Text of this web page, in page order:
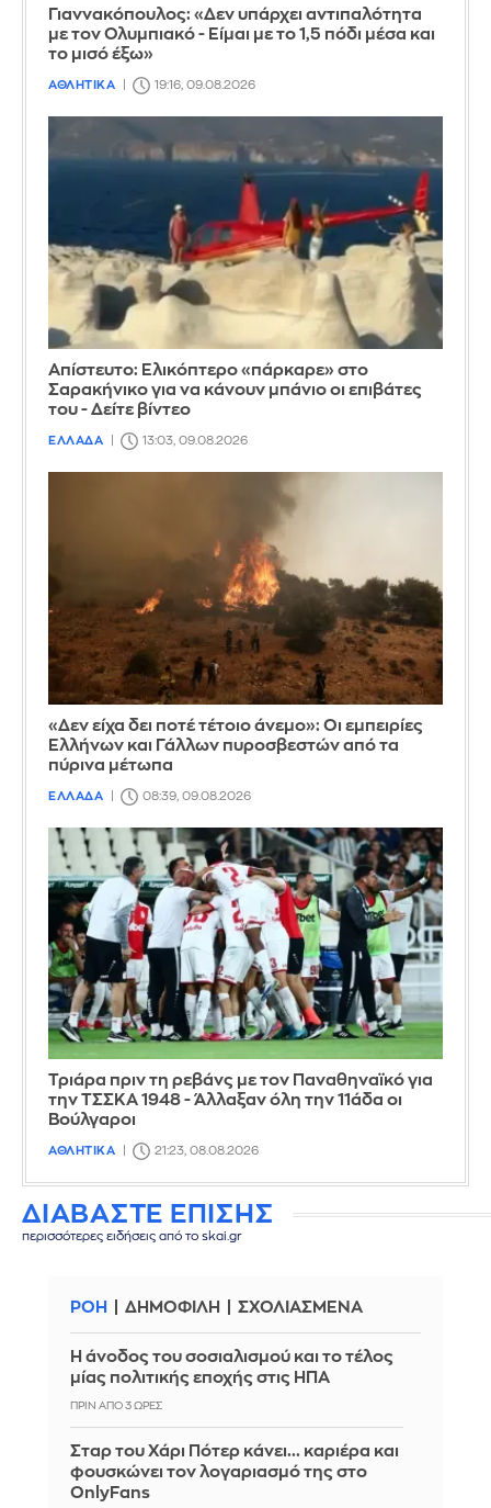
Γιαννακόπουλος: «Δεν υπάρχει αντιπαλότητα
με τον Ολυμπιακό - Είμαι με το 1,5 πόδι μέσα και
το μισό έξω»
ΑΘΛΗΤΙΚΑ 19:16, 09.08.2026
Απίστευτο: Ελικόπτερο «πάρκαρε» στο
Σαρακήνικο για να κάνουν μπάνιο οι επιβάτες
του - Δείτε βίντεο
ΕΛΛΑΔΑ 13:03, 09.08.2026
«Δεν είχα δει ποτέ τέτοιο άνεμο»: Οι εμπειρίες
Ελλήνων και Γάλλων πυροσβεστών από τα
πύρινα μέτωπα
ΕΛΛΑΔΑ 08:39, 09.08.2026
Τριάρα πριν τη ρεβάνς με τον Παναθηναϊκό για
την ΤΣΣΚΑ 1948 - Άλλαξαν όλη την 11άδα οι
Βούλγαροι
ΑΘΛΗΤΙΚΑ 21:23, 08.08.2026
ΔΙΑΒΑΣΤΕ ΕΠΙΣΗΣ
περισσότερες ειδήσεις από το skai.gr
ΡΟΗ ΔΗΜΟΦΙΛΗ ΣΧΟΛΙΑΣΜΕΝΑ
Η άνοδος του σοσιαλισμού και το τέλος
μίας πολιτικής εποχής στις ΗΠΑ
ΠΡΙΝ ΑΠΌ 3 ΏΡΕΣ
Σταρ του Χάρι Πότερ κάνει... καριέρα και
φουσκώνει τον λογαριασμό της στο
OnlyFans